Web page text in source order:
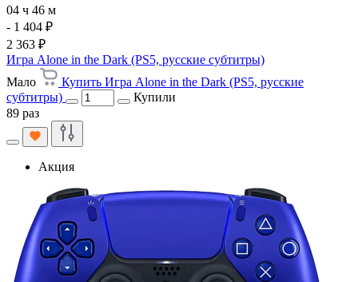
04 ч 46 м
- 1 404 ₽
2 363 ₽
Игра Alone in the Dark (PS5, русские субтитры)
Мало
Купить Игра Alone in the Dark (PS5, русские
субтитры)
Купили
89 раз
Акция